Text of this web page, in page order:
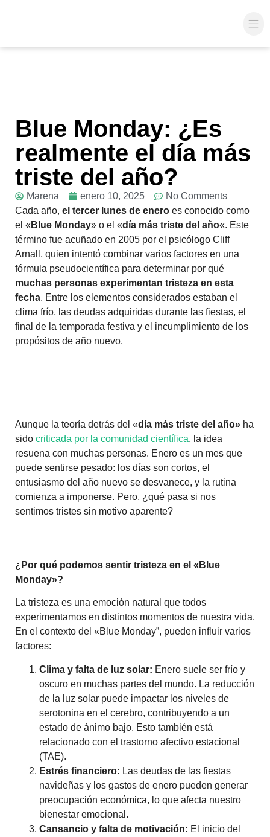
Blue Monday: ¿Es
realmente el día más
triste del año?
Marena enero 10, 2025
No Comments
Cada año, el tercer lunes de enero es conocido como
el « Blue Monday» o el «día más triste del año«. Este
término fue acuñado en 2005 por el psicólogo Cliff
Arnall, quien intentó combinar varios factores en una
fórmula pseudocientífica para determinar por qué
muchas personas experimentan tristeza en esta
fecha. Entre los elementos considerados estaban el
clima frío, las deudas adquiridas durante las fiestas, el
final de la temporada festiva y el incumplimiento de los
propósitos de año nuevo.
Aunque la teoría detrás del «día más triste del año» ha
sido criticada por la comunidad científica, la idea
resuena con muchas personas. Enero es un mes que
puede sentirse pesado: los días son cortos, el
entusiasmo del año nuevo se desvanece, y la rutina
comienza a imponerse. Pero, ¿qué pasa si nos
sentimos tristes sin motivo aparente?
¿Por qué podemos sentir tristeza en el «Blue
Monday»?
La tristeza es una emoción natural que todos
experimentamos en distintos momentos de nuestra vida.
En el contexto del «Blue Monday”, pueden influir varios
factores:
Clima y falta de luz solar: Enero suele ser frío y
oscuro en muchas partes del mundo. La reducción
de la luz solar puede impactar los niveles de
serotonina en el cerebro, contribuyendo a un
estado de ánimo bajo. Esto también está
relacionado con el trastorno afectivo estacional
(TAE).
Estrés financiero: Las deudas de las fiestas
navideñas y los gastos de enero pueden generar
preocupación económica, lo que afecta nuestro
bienestar emocional.
Cansancio y falta de motivación: El inicio del